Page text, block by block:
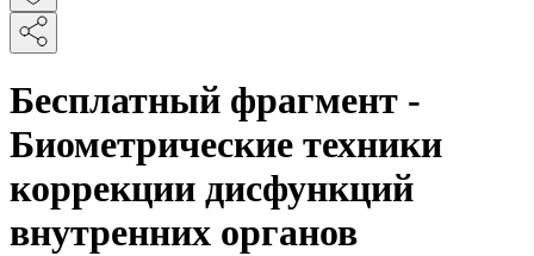
Бесплатный фрагмент -
Биометрические техники
коррекции дисфункций
внутренних органов